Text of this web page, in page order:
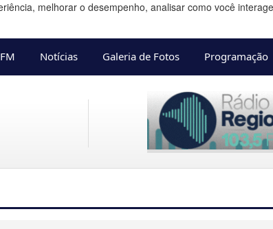
melhorar o desempenho, analisar como você
Notícias Galeria de Fotos Programação